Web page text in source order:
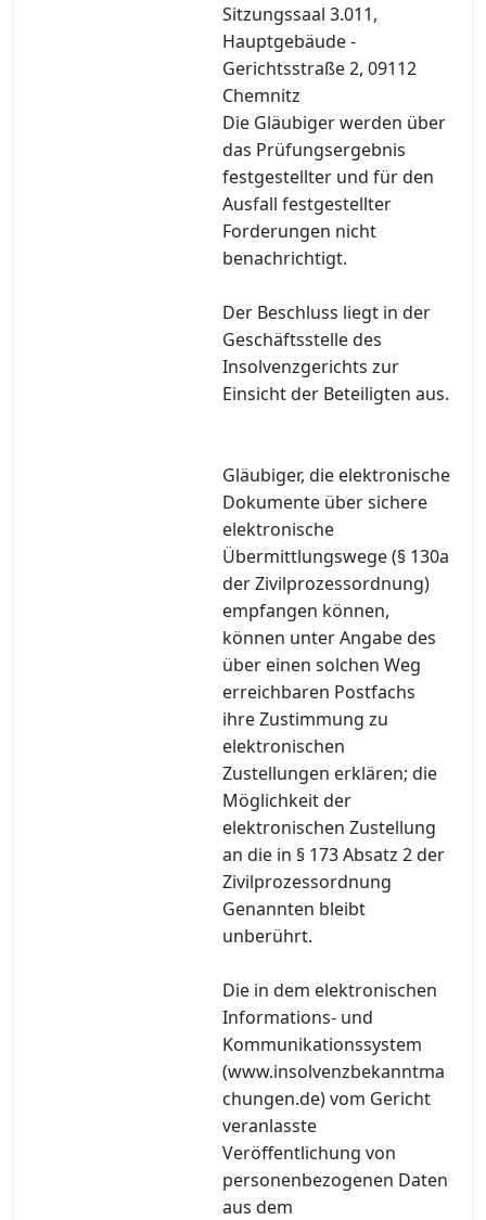
Sitzungssaal 3.011,
Hauptgebäude -
Gerichtsstraße 2, 09112
Chemnitz
Die Gläubiger werden über
das Prüfungsergebnis
festgestellter und für den
Ausfall festgestellter
Forderungen nicht
benachrichtigt.
Der Beschluss liegt in der
Geschäftsstelle des
Insolvenzgerichts zur
Einsicht der Beteiligten aus.
Gläubiger, die elektronische
Dokumente über sichere
elektronische
Übermittlungswege (§ 130a
der Zivilprozessordnung)
empfangen können,
können unter Angabe des
über einen solchen Weg
erreichbaren Postfachs
ihre Zustimmung zu
elektronischen
Zustellungen erklären; die
Möglichkeit der
elektronischen Zustellung
an die in § 173 Absatz 2 der
Zivilprozessordnung
Genannten bleibt
unberührt.
Die in dem elektronischen
Informations- und
Kommunikationssystem
(www.insolvenzbekanntma
chungen.de) vom Gericht
veranlasste
Veröffentlichung von
personenbezogenen Daten
aus dem